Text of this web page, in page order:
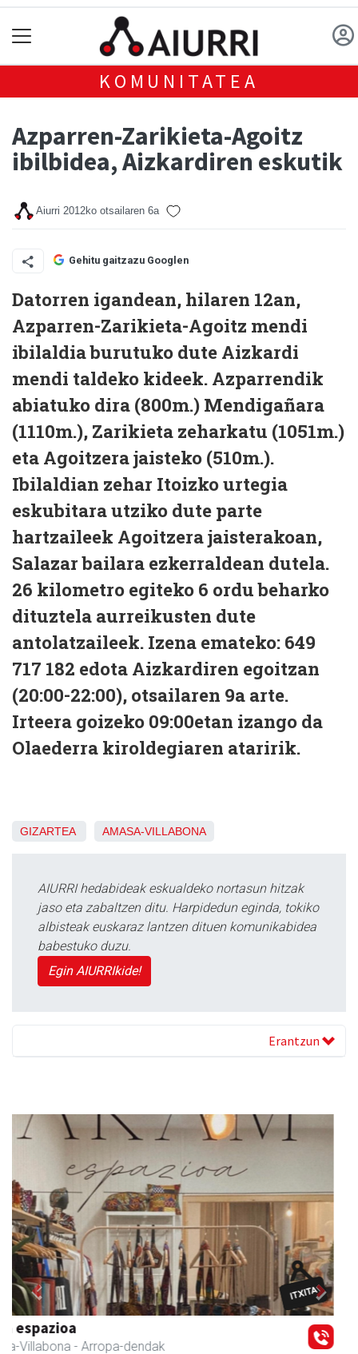
KOMUNITATEA
Azparren-Zarikieta-Agoitz
ibilbidea, Aizkardiren eskutik
Aiurri 2012ko otsailaren 6a
Gehitu gaitzazu Googlen
Datorren igandean, hilaren 12an,
Azparren-Zarikieta-Agoitz mendi
ibilaldia burutuko dute Aizkardi
mendi taldeko kideek. Azparrendik
abiatuko dira (800m.) Mendigañara
(1110m.), Zarikieta zeharkatu (1051m.)
eta Agoitzera jaisteko (510m.).
Ibilaldian zehar Itoizko urtegia
eskubitara utziko dute parte
hartzaileek Agoitzera jaisterakoan,
Salazar bailara ezkerraldean dutela.
26 kilometro egiteko 6 ordu beharko
dituztela aurreikusten dute
antolatzaileek. Izena emateko: 649
717 182 edota Aizkardiren egoitzan
(20:00-22:00), otsailaren 9a arte.
Irteera goizeko 09:00etan izango da
Olaederra kiroldegiaren ataririk.
GIZARTEA AMASA-VILLABONA
AIURRI hedabideak eskualdeko nortasun hitzak
jaso eta zabaltzen ditu. Harpidedun eginda, tokiko
albisteak euskaraz lantzen dituen komunikabidea
babestuko duzu.
Egin AIURRIkide!
Erantzun
Zubimusu Ikastola
Amasa-Villabona - Hezkuntza
Previous Next